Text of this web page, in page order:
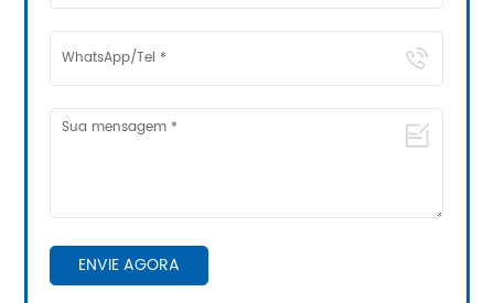
ENVIE AGORA